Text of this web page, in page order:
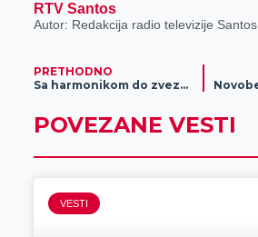
RTV Santos
Autor: Redakcija radio televizije Santos
PRETHODNO
Sa harmonikom do zvezda
POVEZANE VESTI
VESTI